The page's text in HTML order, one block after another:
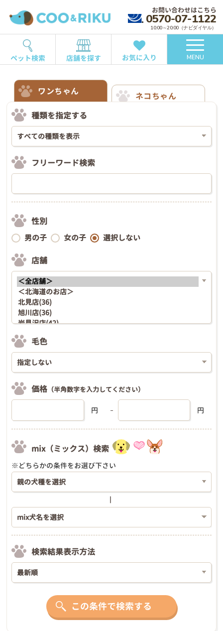
お問い合わせはこちら
0570-07-1122
10:00～20:00（ナビダイヤル）
ペット検索 店舗を探す お気に入り MENU
ワンちゃん
ネコちゃん
種類を指定する
フリーワード検索
性別
男の子 女の子 選択しない
店舗
毛色
価格 （半角数字を入力してください）
円 円
mix（ミックス）検索
※どちらかの条件をお選び下さい
検索結果表示方法
この条件で検索する